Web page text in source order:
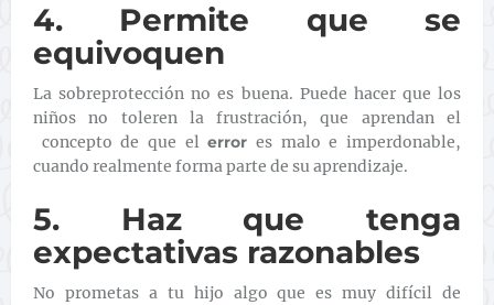
4. Permite que se
equivoquen
La sobreprotección no es buena. Puede hacer que los
niños no toleren la frustración, que aprendan el
concepto de que elerror es malo e imperdonable,
cuando realmente forma parte de su aprendizaje.
5. Haz que tenga
expectativas razonables
No prometas a tu hijo algo que es muy difícil de